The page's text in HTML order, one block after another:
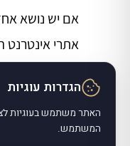
אם יש נושא
אתרי אינטרנט
להמשך קריאה
הגדרות עוגיות
האתר משתמש בעוגיות
המשתמש.